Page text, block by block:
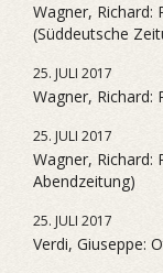
Wagner, Richard:
(Süddeutsche
25. JULI 2017
Wagner, Richard:
25. JULI 2017
Wagner, Richard:
Abendzeitung)
25. JULI 2017
Verdi, Giuseppe: